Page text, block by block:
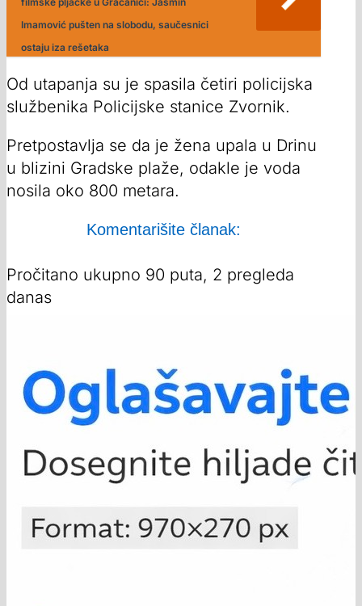
Imamović pušten na slobodu, saučesnici
ostaju iza rešetaka
Od utapanja su je spasila četiri policijska
službenika Policijske stanice Zvornik.
Pretpostavlja se da je žena upala u Drinu
u blizini Gradske plaže, odakle je voda
nosila oko 800 metara.
Komentarišite članak:
Pročitano ukupno 90 puta, 2 pregleda
danas